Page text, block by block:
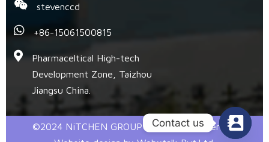
stevenccd
+86-15061500815
Pharmaceltical High-tech
Development Zone, Taizhou
Jiangsu China.
©2024 NiTCHEN GROUP @ All Right Reserved.
Contact us